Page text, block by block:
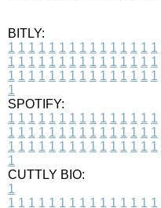
BITLY:
1 1 1 1 1 1 1 1 1 1 1 1 1 1 1
1 1 1 1 1 1 1 1 1 1 1 1 1 1 1
1 1 1 1 1 1 1 1 1 1 1 1 1 1 1
1
SPOTIFY:
1 1 1 1 1 1 1 1 1 1 1 1 1 1 1
1 1 1 1 1 1 1 1 1 1 1 1 1 1 1
1 1 1 1 1 1 1 1 1 1 1 1 1 1 1
1
CUTTLY BIO:
1
1 1 1 1 1 1 1 1 1 1 1 1 1 1 1